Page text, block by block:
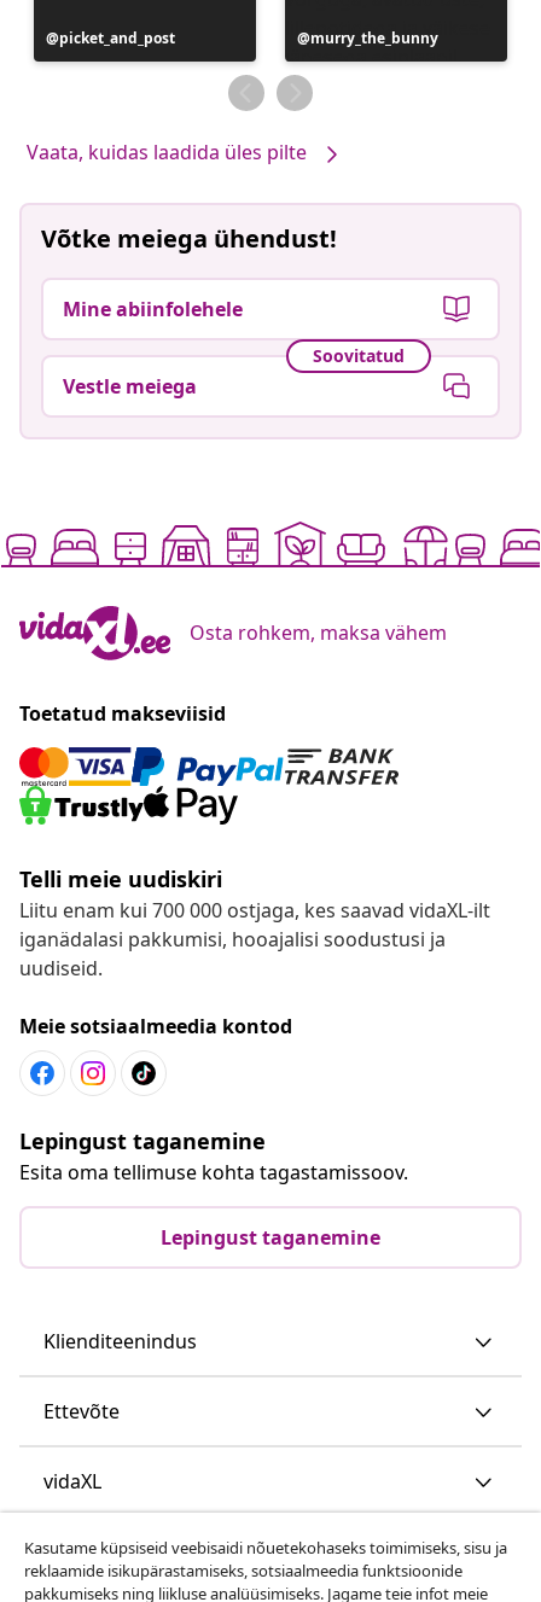
Postitus
avaldatud
picket_and_post
Postitus
avaldatud
murry_the_bunny
Vaata, kuidas laadida üles pilte
Võtke meiega ühendust!
Mine abiinfolehele
Soovitatud
Vestle meiega
Osta rohkem, maksa vähem
Toetatud makseviisid
Telli meie uudiskiri
Liitu enam kui 700 000 ostjaga, kes saavad vidaXL-ilt
iganädalasi pakkumisi, hooajalisi soodustusi ja
uudiseid.
Meie sotsiaalmeedia kontod
Lepingust taganemine
Esita oma tellimuse kohta tagastamissoov.
Lepingust taganemine
Klienditeenindus
Ettevõte
vidaXL
Vaata rohkem
Kasutame küpsiseid veebisaidi nõuetekohaseks toimimiseks, sisu ja
reklaamide isikupärastamiseks, sotsiaalmeedia funktsioonide
pakkumiseks ning liikluse analüüsimiseks. Jagame teie infot meie